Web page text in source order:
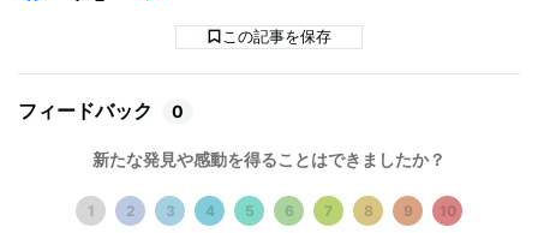
この記事を保存
フィードバック 0
新たな発見や感動を得ることはできましたか？
1 2 3 4 5 6 7 8 9 10